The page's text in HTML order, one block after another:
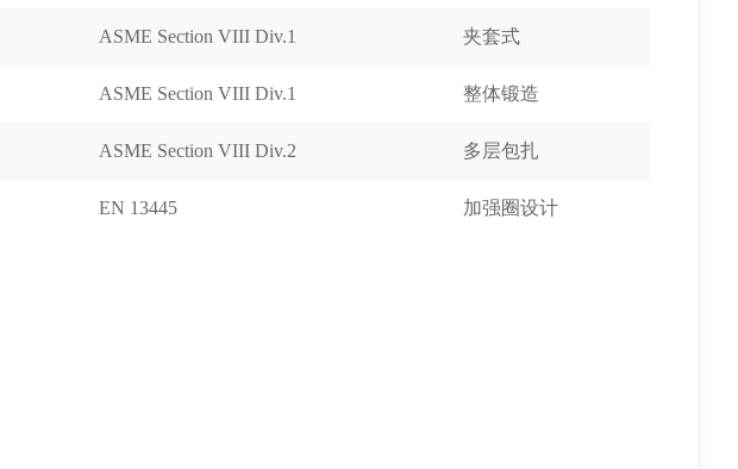
ASME Section VIII Div.1 夹套式
ASME Section VIII Div.1 整体锻造
ASME Section VIII Div.2 多层包扎
EN 13445 加强圈设计